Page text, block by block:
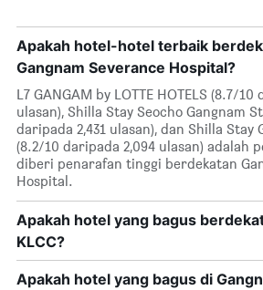
Apakah hotel-hotel terbaik
Gangnam Severance Hospital?
L7 GANGAM by LOTTE HOTELS (8.7/
ulasan), Shilla Stay Seocho Gangnam
daripada 2,431 ulasan), dan Shilla Stay
(8.2/10 daripada 2,094 ulasan) adalah
diberi penarafan tinggi berdekatan
Hospital.
Apakah hotel yang bagus
KLCC?
Apakah hotel yang bagus di